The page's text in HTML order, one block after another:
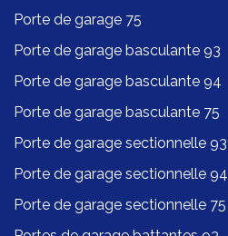
Porte de garage 75
Porte de garage basculante 93
Porte de garage basculante 94
Porte de garage basculante 75
Porte de garage sectionnelle 93
Porte de garage sectionnelle 94
Porte de garage sectionnelle 75